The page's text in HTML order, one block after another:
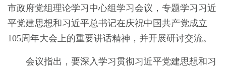
市政府党组理论学习中心组学习会议，专题学习习近
平党建思想和习近平总书记在庆祝中国共产党成立
105周年大会上的重要讲话精神，并开展研讨交流。
会议指出，要深入学习贯彻习近平党建思想和习